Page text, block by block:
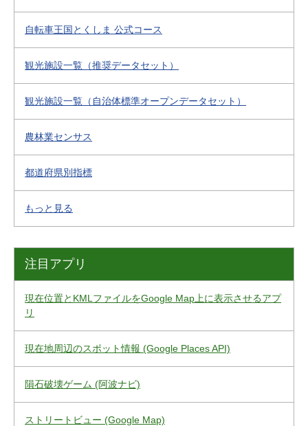
自転車王国とくしま 公式コース
観光施設一覧（推奨データセット）
観光施設一覧（自治体標準オープンデータセット）
農林業センサス
都道府県別指標
もっと見る
注目アプリ
現在位置とKMLファイルをGoogle Map上に表示させるアプ
リ
現在地周辺のスポット情報 (Google Places API)
隕石破壊ゲーム (阿波ナビ)
ストリートビュー (Google Map)